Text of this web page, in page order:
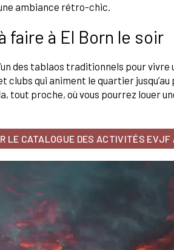
ambiance rétro-chic.
à El Born le soir
des tablaos traditionnels pour
clubs qui animent le quartier
tout proche, où vous pourrez louer
LE CATALOGUE DES ACTIVITÉS EVJF